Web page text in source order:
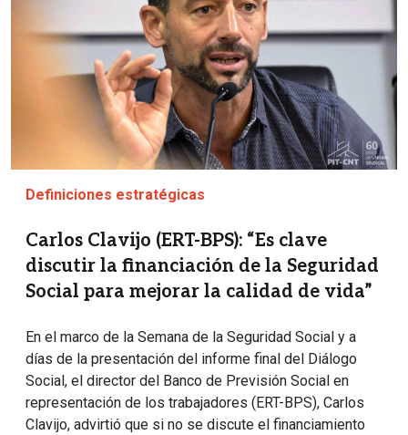
Definiciones estratégicas
Carlos Clavijo (ERT-BPS): “Es clave
discutir la financiación de la Seguridad
Social para mejorar la calidad de vida”
En el marco de la Semana de la Seguridad Social y a
días de la presentación del informe final del Diálogo
Social, el director del Banco de Previsión Social en
representación de los trabajadores (ERT-BPS), Carlos
Clavijo, advirtió que si no se discute el financiamiento